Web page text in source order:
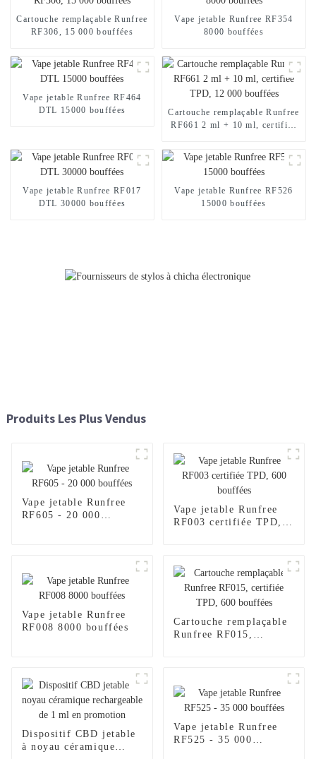
Cartouche remplaçable Runfree
RF306, 15 000 bouffées
Vape jetable Runfree RF354
8000 bouffées
Vape jetable Runfree RF464
DTL 15000 bouffées
Cartouche remplaçable Runfree
RF661 2 ml + 10 ml, certifiée
Vape jetable Runfree RF017
DTL 30000 bouffées
Vape jetable Runfree RF526
15000 bouffées
Produits Les Plus Vendus
Vape jetable Runfree
RF605 - 20 000
Vape jetable Runfree
RF003 certifiée TPD,
Vape jetable Runfree
RF008 8000 bouffées
Cartouche remplaçable
Runfree RF015,
Dispositif CBD jetable
à noyau céramique
Vape jetable Runfree
RF525 - 35 000